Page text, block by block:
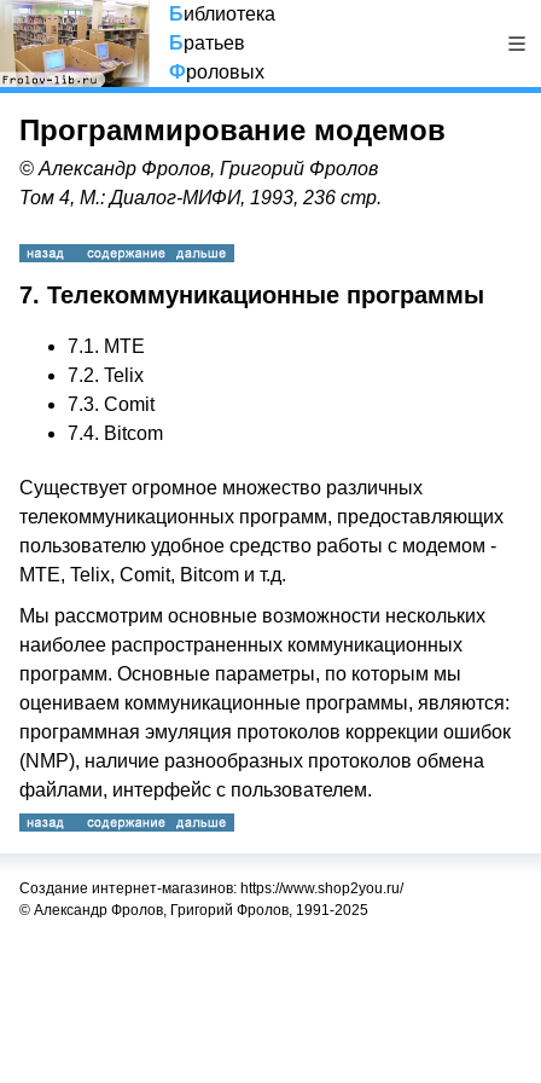
Библиотека
Братьев
Фроловых
Программирование модемов
© Александр Фролов, Григорий Фролов
Том 4, М.: Диалог-МИФИ, 1993, 236 стр.
7. Телекоммуникационные программы
7.1. MTE
7.2. Telix
7.3. Comit
7.4. Bitcom
Существует огромное множество различных
телекоммуникационных программ, предоставляющих
пользователю удобное средство работы с модемом -
MTE, Telix, Comit, Bitcom и т.д.
Мы рассмотрим основные возможности нескольких
наиболее распространенных коммуникационных
программ. Основные параметры, по которым мы
оцениваем коммуникационные программы, являются:
программная эмуляция протоколов коррекции ошибок
(NMP), наличие разнообразных протоколов обмена
файлами, интерфейс с пользователем.
Создание интернет-магазинов: https://www.shop2you.ru/
© Александр Фролов, Григорий Фролов, 1991-2025